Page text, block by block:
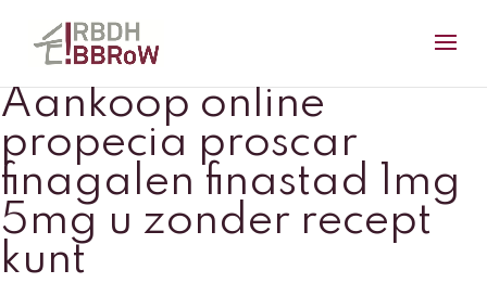
Aankoop online
propecia proscar
finagalen finastad 1mg
5mg u zonder recept
kunt